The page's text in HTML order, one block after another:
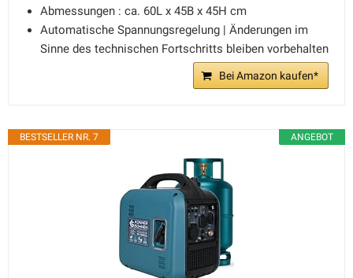
Abmessungen : ca. 60L x 45B x 45H cm
Automatische Spannungsregelung | Änderungen im
Sinne des technischen Fortschritts bleiben vorbehalten
Bei Amazon kaufen*
ANGEBOT
BESTSELLER NR. 7